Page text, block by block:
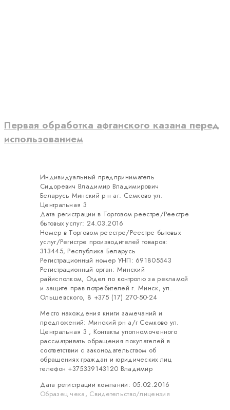
Первая обработка афганского казана перед
использованием
Индивидуальный предприниматель
Сидоревич Владимир Владимирович
Беларусь Минский р-н аг. Семково ул.
Центральная 3
Дата регистрации в Торговом реестре/Реестре
бытовых услуг: 24.03.2016
Номер в Торговом реестре/Реестре бытовых
услуг/Регистре производителей товаров:
313445, Республика Беларусь
Регистрационный номер УНП: 691805543
Регистрационный орган: Минский
райисполком, Отдел по контролю за рекламой
и защите прав потребителей г. Минск, ул.
Ольшевского, 8 +375 (17) 270-50-24
Место нахождения книги замечаний и
предложений: Минский рн а/г Семково ул.
Центральная 3 , Контакты уполномоченного
рассматривать обращения покупателей в
соответствии с законодательством об
обращениях граждан и юридических лиц
телефон +375339143120 Владимир
Дата регистрации компании: 05.02.2016
Образец чека, Свидетельство/лицензия